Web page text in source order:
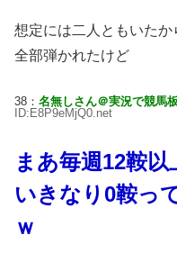
想定には二人ともいたか
全部弾かれたけど
38： 名無しさん＠実況で競馬
ID:E8P9eMjQ0.net
まあ毎週12鞍
いきなり0鞍っ
ｗ